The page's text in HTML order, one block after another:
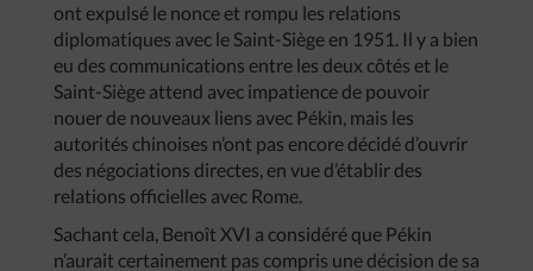
ont expulsé le nonce et rompu les relations
diplomatiques avec le Saint-Siège en 1951. Il y a bien
eu des communications entre les deux côtés et le
Saint-Siège attend avec impatience de pouvoir
nouer de nouveaux liens avec Pékin, mais les
autorités chinoises n’ont pas encore décidé d’ouvrir
des négociations directes, en vue d’établir des
relations officielles avec Rome.
Sachant cela, Benoît XVI a considéré que Pékin
n’aurait certainement pas compris une décision de sa